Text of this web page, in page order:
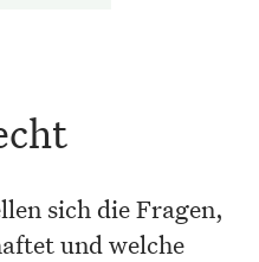
sich die Fragen,
und welche